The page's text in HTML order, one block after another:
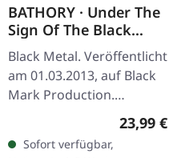
BATHORY · Under The
Sign Of The Black
Mark | BLACK LP
Black Metal. Veröffentlicht
am 01.03.2013, auf Black
Mark Production.
Schwarzes Vinyl im
Standard-Cover. Das dritte
Studioalbum von Bathory,
23,99 €
Sofort verfügbar,